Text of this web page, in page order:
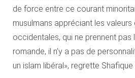
de force entre ce courant
musulmans appréciant les
occidentales, qui ne prennent pas
romande, il n’y a pas de
un islam libéral», regrette Shafique